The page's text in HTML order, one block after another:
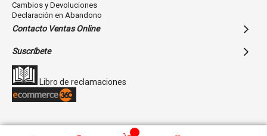
Cambios y Devoluciones
Declaración en Abandono
Contacto Ventas Online
Suscríbete
Libro de reclamaciones